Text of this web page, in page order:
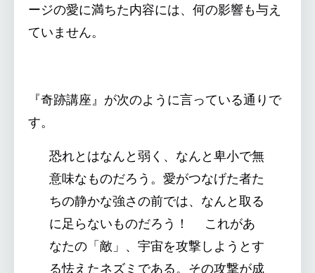
ージの愛に満ちた内容には、何の影響も与え
ていません。
『奇跡講座』が次のように言っている通りで
す。
恐れとはなんと弱く、なんと卑小で無
意味なものだろう。愛がつなげた者た
ちの静かな強さの前では、なんと取る
に足らないものだろう！ これがあ
なたの「敵」、宇宙を攻撃しようとす
る怯えたネズミである。その攻撃が成